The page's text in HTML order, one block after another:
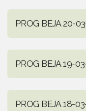
PROG BEJA 20-
PROG BEJA 19-
PROG BEJA 18-